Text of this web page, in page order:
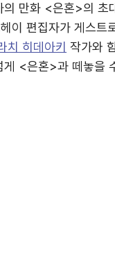
의 만화 <은혼>의 초
이 편집자가 게스
치 히데아키 작가와
<은혼>과 떼놓을